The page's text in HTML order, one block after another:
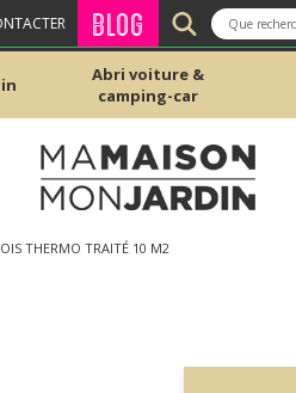
BLOG
Abri voiture &
camping-car
THERMO TRAITÉ 10 M2